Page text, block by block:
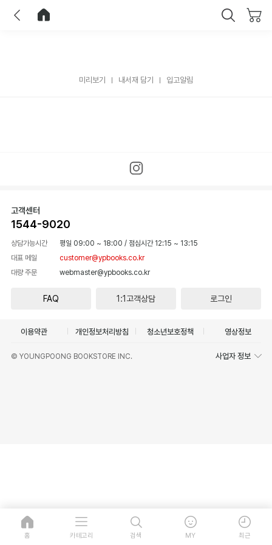
미리보기 내서재 담기 입고알림
고객센터
1544-9020
상담가능시간 평일 09:00 ~ 18:00 / 점심시간 12:15 ~ 13:15
대표 메일
customer@ypbooks.co.kr
대량 주문
webmaster@ypbooks.co.kr
FAQ 1:1고객상담 로그인
이용약관 개인정보처리방침 청소년보호정책 영상정보
© YOUNGPOONG BOOKSTORE INC. 사업자 정보
홈 카테고리 검색 MY 최근